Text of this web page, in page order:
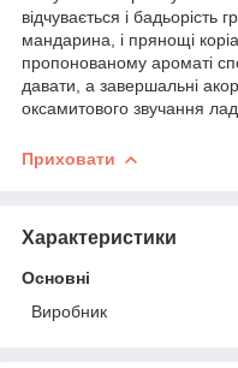
відчувається і бадьорість
мандарина, і прянощі
пропонованому ароматі
давати, а завершальні
оксамитового звучання
Приховати
Характеристики
Основні
Виробник